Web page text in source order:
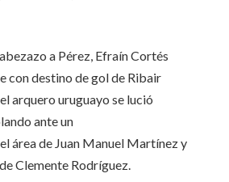
a Pérez, Efraín Cortés
con destino de gol de Ribair
arquero uruguayo se lució
ante un
área de Juan Manuel Martínez y
Clemente Rodríguez.